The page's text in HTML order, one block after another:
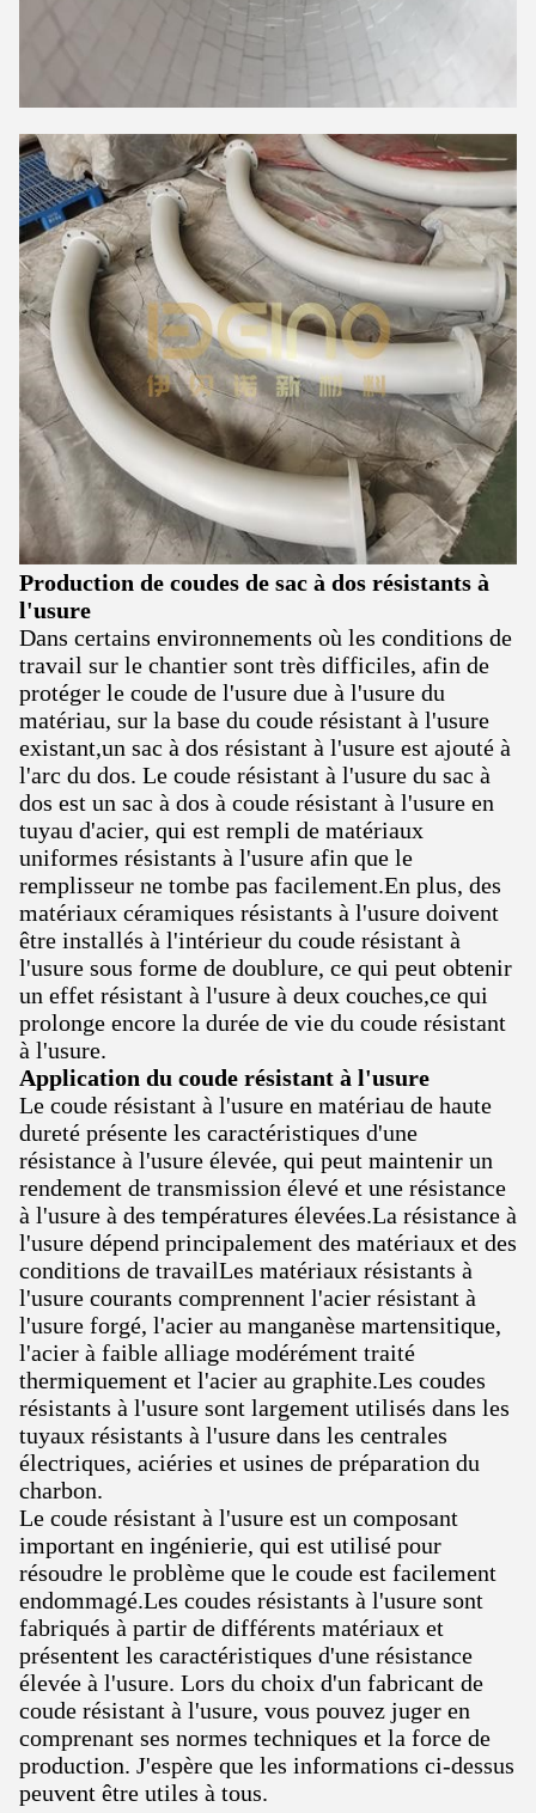
Production de coudes de sac à dos résistants à
l'usure
Dans certains environnements où les conditions de
travail sur le chantier sont très difficiles, afin de
protéger le coude de l'usure due à l'usure du
matériau, sur la base du coude résistant à l'usure
existant,un sac à dos résistant à l'usure est ajouté à
l'arc du dos. Le coude résistant à l'usure du sac à
dos est un sac à dos à coude résistant à l'usure en
tuyau d'acier, qui est rempli de matériaux
uniformes résistants à l'usure afin que le
remplisseur ne tombe pas facilement.En plus, des
matériaux céramiques résistants à l'usure doivent
être installés à l'intérieur du coude résistant à
l'usure sous forme de doublure, ce qui peut obtenir
un effet résistant à l'usure à deux couches,ce qui
prolonge encore la durée de vie du coude résistant
à l'usure.
Application du coude résistant à l'usure
Le coude résistant à l'usure en matériau de haute
dureté présente les caractéristiques d'une
résistance à l'usure élevée, qui peut maintenir un
rendement de transmission élevé et une résistance
à l'usure à des températures élevées.La résistance à
l'usure dépend principalement des matériaux et des
conditions de travailLes matériaux résistants à
l'usure courants comprennent l'acier résistant à
l'usure forgé, l'acier au manganèse martensitique,
l'acier à faible alliage modérément traité
thermiquement et l'acier au graphite.Les coudes
résistants à l'usure sont largement utilisés dans les
tuyaux résistants à l'usure dans les centrales
électriques, aciéries et usines de préparation du
charbon.
Le coude résistant à l'usure est un composant
important en ingénierie, qui est utilisé pour
résoudre le problème que le coude est facilement
endommagé.Les coudes résistants à l'usure sont
fabriqués à partir de différents matériaux et
présentent les caractéristiques d'une résistance
élevée à l'usure. Lors du choix d'un fabricant de
coude résistant à l'usure, vous pouvez juger en
comprenant ses normes techniques et la force de
production. J'espère que les informations ci-dessus
peuvent être utiles à tous.